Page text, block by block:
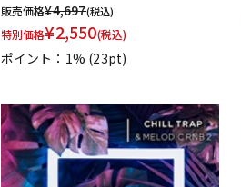
販売価格¥4,697(税込)
特別価格¥2,550(税込)
ポイント：1% (23pt)